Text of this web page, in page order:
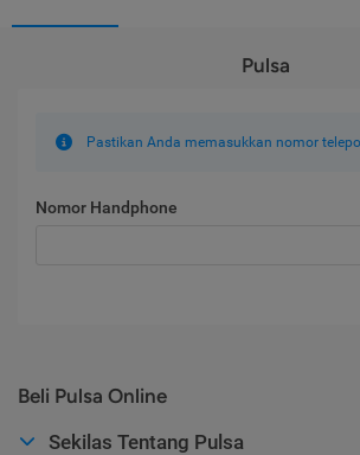
Pulsa
Pastikan Anda memasukkan nomor
Nomor Handphone
Beli Pulsa Online
Sekilas Tentang Pulsa